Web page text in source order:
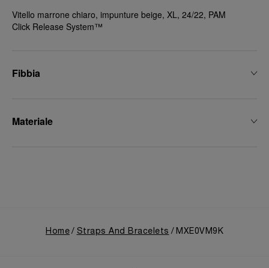
Vitello marrone chiaro, impunture beige, XL, 24/22, PAM
Click Release System™
Fibbia
Materiale
Home Straps And Bracelets MXE0VM9K